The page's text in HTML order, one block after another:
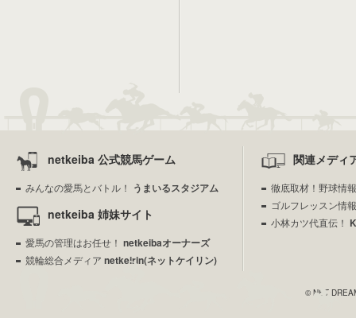
netkeiba 公式競馬ゲーム
みんなの愛馬とバトル！ うまいるスタジアム
netkeiba 姉妹サイト
愛馬の管理はお任せ！ netkeibaオーナーズ
競輪総合メディア netkeirin(ネットケイリン)
関連メディ
徹底取材！野球情
ゴルフレッスン情
小林カツ代直伝！
© NET